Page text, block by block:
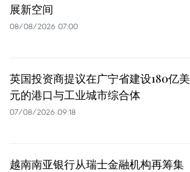
展新空间
08/08/2026 07:00
英国投资商提议在广宁省建设180亿美
元的港口与工业城市综合体
07/08/2026 09:18
越南南亚银行从瑞士金融机构再筹集